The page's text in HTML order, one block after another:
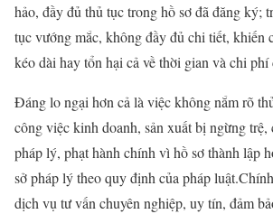
hảo, đầy đủ thủ tục trong hồ sơ đã đăng ký;
tục vướng mắc, không đầy đủ chi tiết, khiến
kéo dài hay tổn hại cả về thời gian và chi phí
Đáng lo ngại hơn cả là việc không nắm rõ
công việc kinh doanh, sản xuất bị ngừng
pháp lý, phạt hành chính vì hồ sơ thành lập
sở pháp lý theo quy định của pháp
dịch vụ tư vấn chuyên nghiệp, uy tín, đảm